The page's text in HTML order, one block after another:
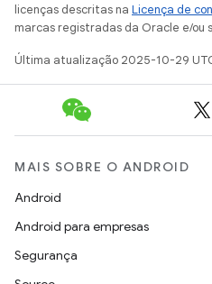
licenças descritas na Licença de
marcas registradas da Oracle e/ou
Última atualização 2025-10-29
MAIS SOBRE O ANDROID
Android
Android para empresas
Segurança